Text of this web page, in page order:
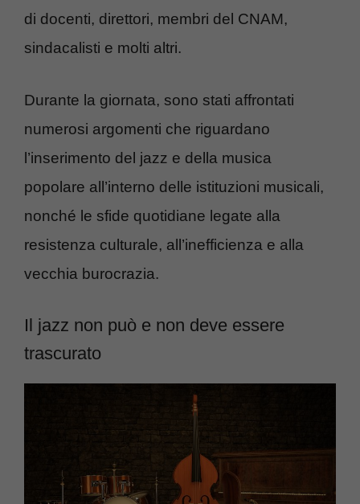
di docenti, direttori, membri del CNAM,
sindacalisti e molti altri.
Durante la giornata, sono stati affrontati
numerosi argomenti che riguardano
l’inserimento del jazz e della musica
popolare all’interno delle istituzioni musicali,
nonché le sfide quotidiane legate alla
resistenza culturale, all’inefficienza e alla
vecchia burocrazia.
Il jazz non può e non deve essere
trascurato